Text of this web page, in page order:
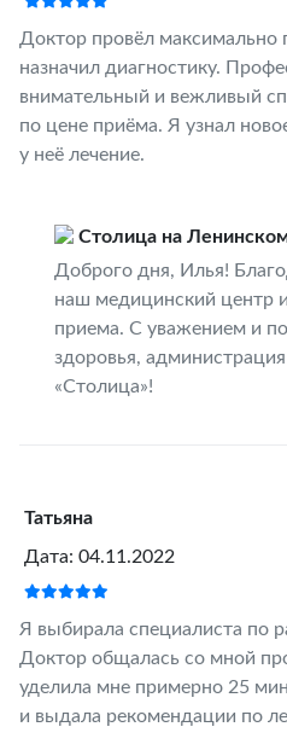
Доктор провёл максимально
назначил диагностику.
внимательный и вежливый
по цене приёма. Я узнал
у неё лечение.
Столица на
Доброго дня, Илья!
наш медицинский центр
приема. С уважением и
здоровья,
«Столица»!
Татьяна
Дата: 04.11.2022
Я выбирала специалиста по
Доктор общалась со мной
уделила мне примерно 25
и выдала рекомендации по